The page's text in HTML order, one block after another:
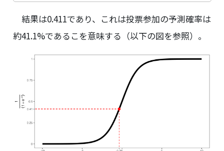
結果は0.411であり、これは投票参加の予測確率は
約41.1%であるこを意味する（以下の図を参照）。